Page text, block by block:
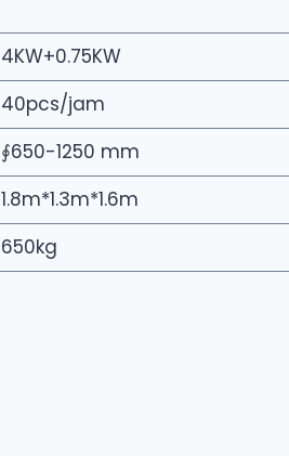
4KW+0.75KW
40pcs/jam
∮650-1250 mm
1.8m*1.3m*1.6m
650kg